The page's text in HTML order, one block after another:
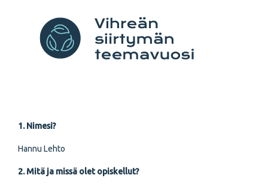
1. Nimesi?
Hannu Lehto
2. Mitä ja missä olet opiskellut?